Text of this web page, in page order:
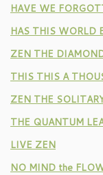
HAVE WE
HAS THIS WORLD
ZEN THE
THIS THIS A
ZEN THE
THE QUANTUM
LIVE ZEN
NO MIND the